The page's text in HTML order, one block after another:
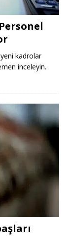
yeni kadrolar
inceleyin.